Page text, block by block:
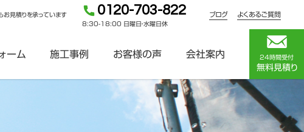
お見積りを承っています 0120-703-822
8:30-18:00 日曜日・水曜日休
ブログ よくあるご質問
ーム 施工事例 お客様の声 会社案内 24時間受付
無料見積り